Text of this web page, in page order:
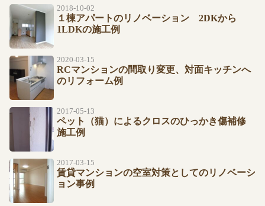
2018-10-02
１棟アパートのリノベーション 2DKから
1LDKの施工例
2020-03-15
RCマンションの間取り変更、対面キッチンへ
のリフォーム例
2017-05-13
ペット（猫）によるクロスのひっかき傷補修
施工例
2017-03-15
賃貸マンションの空室対策としてのリノベーシ
ョン事例